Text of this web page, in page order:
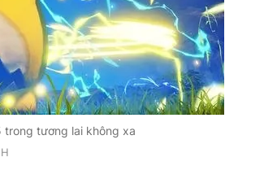
trong tương lai không xa